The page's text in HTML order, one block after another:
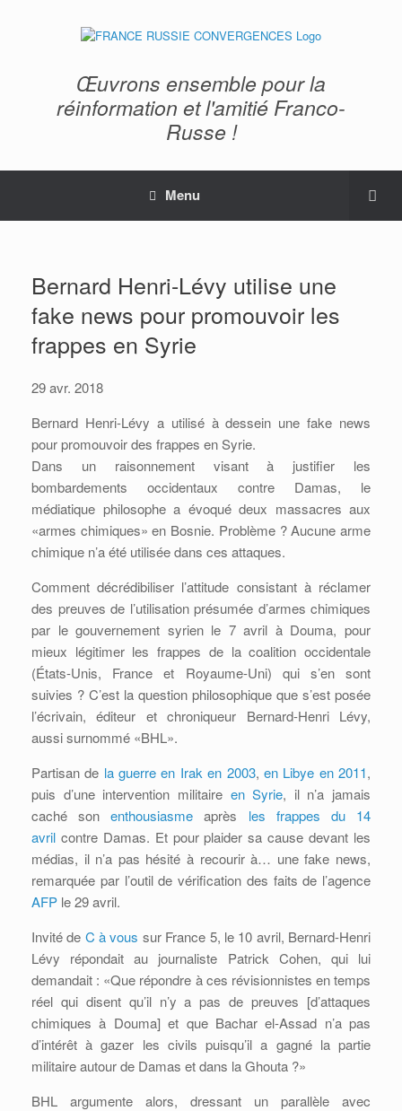
Œuvrons ensemble pour la
réinformation et l'amitié Franco-
Russe !
Menu
Bernard Henri-Lévy utilise une
fake news pour promouvoir les
frappes en Syrie
29 avr. 2018
Bernard Henri-Lévy a utilisé à dessein une fake news
pour promouvoir des frappes en Syrie.
Dans un raisonnement visant à justifier les
bombardements occidentaux contre Damas, le
médiatique philosophe a évoqué deux massacres aux
«armes chimiques» en Bosnie. Problème ? Aucune arme
chimique n’a été utilisée dans ces attaques.
Comment décrédibiliser l’attitude consistant à réclamer
des preuves de l’utilisation présumée d’armes chimiques
par le gouvernement syrien le 7 avril à Douma, pour
mieux légitimer les frappes de la coalition occidentale
(États-Unis, France et Royaume-Uni) qui s’en sont
suivies ? C’est la question philosophique que s’est posée
l’écrivain, éditeur et chroniqueur Bernard-Henri Lévy,
aussi surnommé «BHL».
Partisan de la guerre en Irak en 2003, en Libye en 2011,
puis d’une intervention militaire en Syrie, il n’a jamais
caché sonenthousiasme après les frappes du 14
avril contre Damas. Et pour plaider sa cause devant les
médias, il n’a pas hésité à recourir à… une fake news,
remarquée par l’outil de vérification des faits de l’agence
AFP le 29 avril.
Invité de C à vous sur France 5, le 10 avril, Bernard-Henri
Lévy répondait au journaliste Patrick Cohen, qui lui
demandait : «Que répondre à ces révisionnistes en temps
réel qui disent qu’il n’y a pas de preuves [d’attaques
chimiques à Douma] et que Bachar el-Assad n’a pas
d’intérêt à gazer les civils puisqu’il a gagné la partie
militaire autour de Damas et dans la Ghouta ?»
BHL argumente alors, dressant un parallèle avec